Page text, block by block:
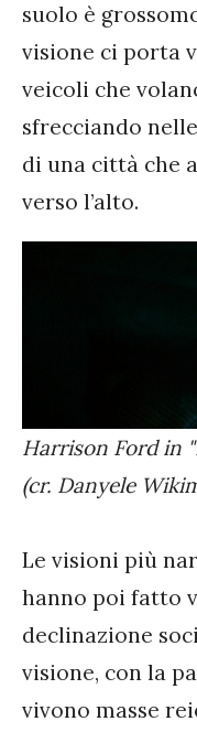
suolo è
visione ci porta
veicoli che
sfrecciando
di una città che
verso l’alto.
Harrison Ford in
(cr. Danyele
Le visioni più
hanno poi fatto
declinazione
visione, con la
vivono masse